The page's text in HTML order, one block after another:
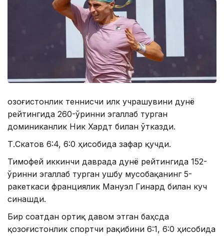
Қозоғистонлик теннисчи илк учрашувини дунё
рейтингида 260-ўринни эгаллаб турган
доминиканлик Ник Хардт билан ўтказди.
Т.Скатов 6:4, 6:0 ҳисобида зафар қучди.
Тимофей иккинчи даврада дунё рейтингида 152-
ўринни эгаллаб турган ушбу мусобақанинг 5-
ракеткаси франциялик Мануэл Гинард билан куч
синашди.
Бир соатдан ортиқ давом этган баҳсда
қозоғистонлик спортчи рақибини 6:1, 6:0 ҳисобида